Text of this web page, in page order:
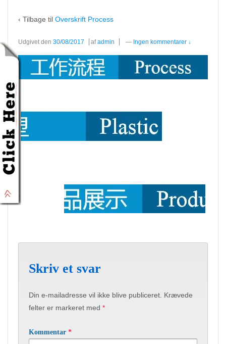
‹ Tilbage til Overskrift Process
Udgivet den 30/08/2017 afadmin — Ingen kommentarer ↓
Skriv et svar
Din e-mailadresse vil ikke blive publiceret. Krævede
felter er markeret med *
Kommentar *